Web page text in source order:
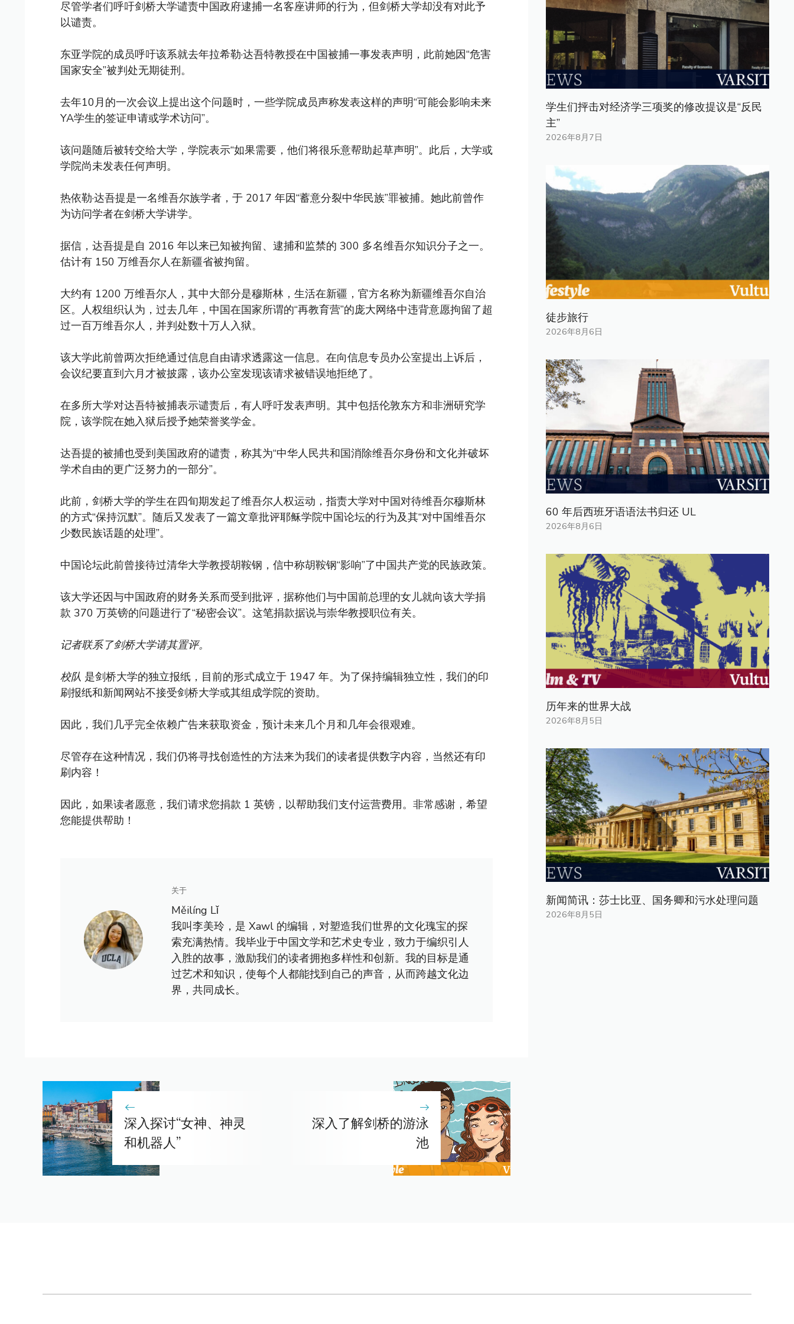
尽管学者们呼吁剑桥大学谴责中国政府逮捕一名客座讲师的行为，但剑桥大学却没有对此予
以谴责。
东亚学院的成员呼吁该系就去年拉希勒·达吾特教授在中国被捕一事发表声明，此前她因“危害
国家安全”被判处无期徒刑。
去年10月的一次会议上提出这个问题时，一些学院成员声称发表这样的声明“可能会影响未来
YA学生的签证申请或学术访问”。
该问题随后被转交给大学，学院表示“如果需要，他们将很乐意帮助起草声明”。此后，大学或
学院尚未发表任何声明。
热依勒·达吾提是一名维吾尔族学者，于 2017 年因“蓄意分裂中华民族”罪被捕。她此前曾作
为访问学者在剑桥大学讲学。
据信，达吾提是自 2016 年以来已知被拘留、逮捕和监禁的 300 多名维吾尔知识分子之一。
估计有 150 万维吾尔人在新疆省被拘留。
大约有 1200 万维吾尔人，其中大部分是穆斯林，生活在新疆，官方名称为新疆维吾尔自治
区。人权组织认为，过去几年，中国在国家所谓的“再教育营”的庞大网络中违背意愿拘留了超
过一百万维吾尔人，并判处数十万人入狱。
该大学此前曾两次拒绝通过信息自由请求透露这一信息。在向信息专员办公室提出上诉后，
会议纪要直到六月才被披露，该办公室发现该请求被错误地拒绝了。
在多所大学对达吾特被捕表示谴责后，有人呼吁发表声明。其中包括伦敦东方和非洲研究学
院，该学院在她入狱后授予她荣誉奖学金。
达吾提的被捕也受到美国政府的谴责，称其为“中华人民共和国消除维吾尔身份和文化并破坏
学术自由的更广泛努力的一部分”。
此前，剑桥大学的学生在四旬期发起了维吾尔人权运动，指责大学对中国对待维吾尔穆斯林
的方式“保持沉默”。随后又发表了一篇文章批评耶稣学院中国论坛的行为及其“对中国维吾尔
少数民族话题的处理”。
中国论坛此前曾接待过清华大学教授胡鞍钢，信中称胡鞍钢“影响”了中国共产党的民族政策。
该大学还因与中国政府的财务关系而受到批评，据称他们与中国前总理的女儿就向该大学捐
款 370 万英镑的问题进行了“秘密会议”。这笔捐款据说与崇华教授职位有关。
记者联系了剑桥大学请其置评。
校队 是剑桥大学的独立报纸，目前的形式成立于 1947 年。为了保持编辑独立性，我们的印
刷报纸和新闻网站不接受剑桥大学或其组成学院的资助。
因此，我们几乎完全依赖广告来获取资金，预计未来几个月和几年会很艰难。
尽管存在这种情况，我们仍将寻找创造性的方法来为我们的读者提供数字内容，当然还有印
刷内容！
因此，如果读者愿意，我们请求您捐款 1 英镑，以帮助我们支付运营费用。非常感谢，希望
您能提供帮助！
关于
Měilíng Lǐ
我叫李美玲，是 Xawl 的编辑，对塑造我们世界的文化瑰宝的探
索充满热情。我毕业于中国文学和艺术史专业，致力于编织引人
入胜的故事，激励我们的读者拥抱多样性和创新。我的目标是通
过艺术和知识，使每个人都能找到自己的声音，从而跨越文化边
界，共同成长。
深入探讨“女神、神灵
和机器人”
深入了解剑桥的游泳
池
学生们抨击对经济学三项奖的修改提议是“反民
主”
2026年8月7日
徒步旅行
2026年8月6日
60 年后西班牙语语法书归还 UL
2026年8月6日
历年来的世界大战
2026年8月5日
新闻简讯：莎士比亚、国务卿和污水处理问题
2026年8月5日